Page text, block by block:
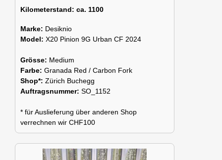
Kilometerstand: ca. 1100
Marke: Desiknio
Model: X20 Pinion 9G Urban CF 2024
Grösse: Medium
Farbe: Granada Red / Carbon Fork
Shop*: Zürich Buchegg
Auftragsnummer: SO_1152
* für Auslieferung über anderen Shop
verrechnen wir CHF100